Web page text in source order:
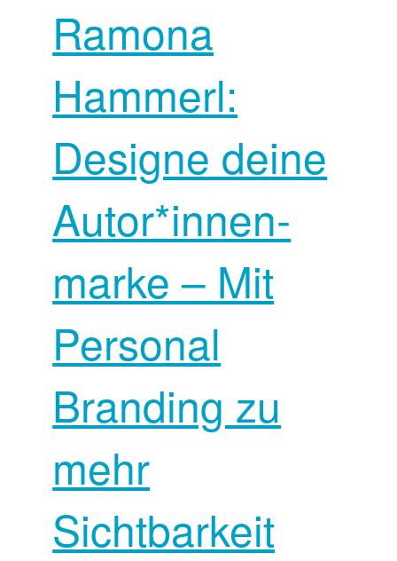
Ramona
Hammerl:
Designe deine
Autor*innen­
marke – Mit
Personal
Branding zu
mehr
Sichtbarkeit